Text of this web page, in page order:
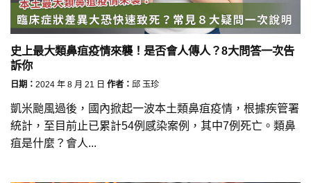
史上最大類鼻疽疫情來襲！是否會人傳人？8大問答一次告
訴你
日期： 2024 年 8 月 21 日 作者： 邱 玉珍
凱米颱風過後，國內掀起一波本土類鼻疽疫情，根據疾管署
統計，至目前止已累計54例感染案例，其中7例死亡。類鼻
疽是什麼？會人...